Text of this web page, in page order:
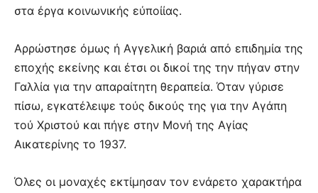
στα έργα κοινωνικής εύποίίας.
Αρρώστησε όμως ή Αγγελική βαριά από επιδημία της
εποχής εκείνης και έτσι οι δικοί της την πήγαν στην
Γαλλία για την απαραίτητη θεραπεία. Όταν γύρισε
πίσω, εγκατέλειψε τούς δικούς της για την Αγάπη
τού Χριστού και πήγε στην Μονή της Αγίας
Αικατερίνης το 1937.
Όλες οι μοναχές εκτίμησαν τον ενάρετο χαρακτήρα